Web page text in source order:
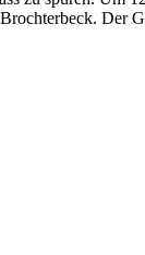
Der